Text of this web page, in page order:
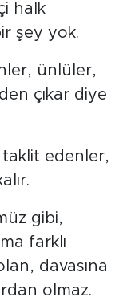
halk
şey yok.
ünlüler,
çıkar diye
edenler,
gibi,
farklı
davasına
olmaz.